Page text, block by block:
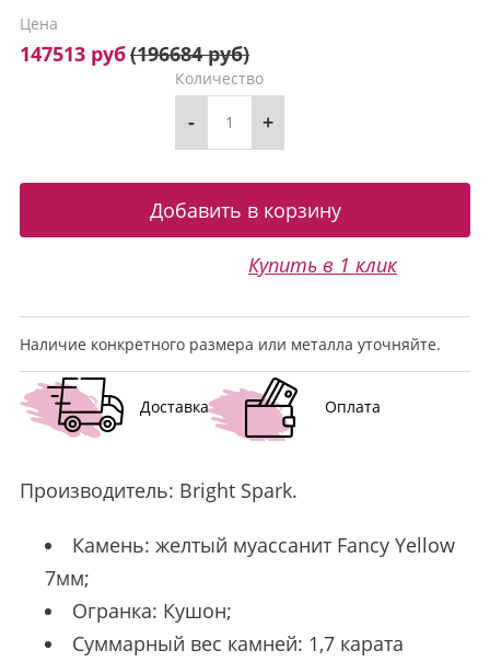
Цена
147513 руб(196684 руб)
Количество
- +
Купить в 1 клик
Наличие конкретного размера или металла уточняйте.
Доставка Оплата
Производитель: Bright Spark.
Камень: желтый муассанит Fancy Yellow
7мм;
Огранка: Кушон;
Суммарный вес камней: 1,7 карата